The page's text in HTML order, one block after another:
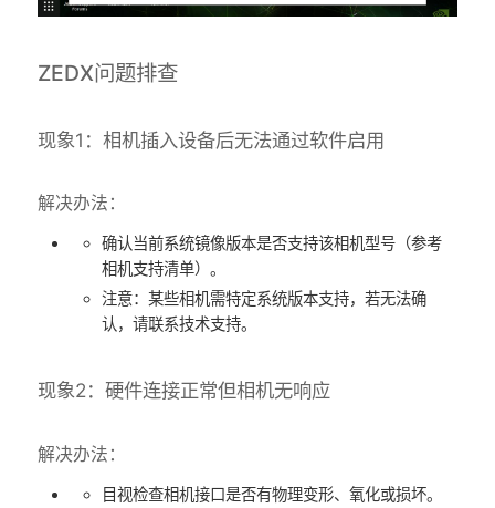
ZEDX问题排查
现象1：相机插入设备后无法通过软件启用
解决办法：
确认当前系统镜像版本是否支持该相机型号（参考
相机支持清单）。
​注意：某些相机需特定系统版本支持，若无法确
认，请联系技术支持。
现象2：硬件连接正常但相机无响应
解决办法：
目视检查相机接口是否有物理变形、氧化或损坏。